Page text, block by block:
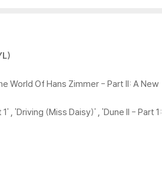
World Of Hans Zimmer - Part II: A New
, 'Driving (Miss Daisy)' , 'Dune II - Part 1: